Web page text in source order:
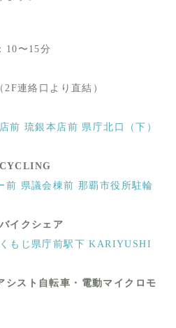
10〜15分
連絡口より直結）
前 琉銀本店前 県庁北口（下）
前 県議会棟前 那覇市役所駐輪
イクシェア
もじ県庁前駅下 KARIYUSHI
シスト自転車・電動マイクロモ